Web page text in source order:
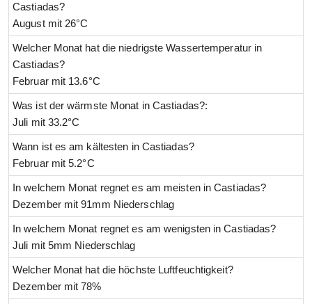
Castiadas?
August mit 26°C
Welcher Monat hat die niedrigste Wassertemperatur in
Castiadas?
Februar mit 13.6°C
Was ist der wärmste Monat in Castiadas?:
Juli mit 33.2°C
Wann ist es am kältesten in Castiadas?
Februar mit 5.2°C
In welchem Monat regnet es am meisten in Castiadas?
Dezember mit 91mm Niederschlag
In welchem Monat regnet es am wenigsten in Castiadas?
Juli mit 5mm Niederschlag
Welcher Monat hat die höchste Luftfeuchtigkeit?
Dezember mit 78%